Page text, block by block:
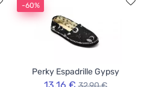
-60%
Perky Espadrille Gypsy